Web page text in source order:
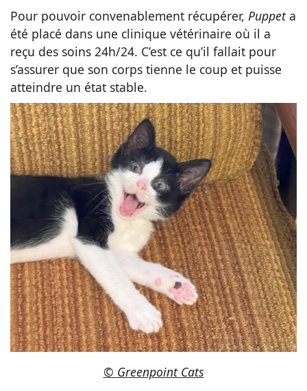
Pour pouvoir convenablement récupérer, Puppeta
été placé dans une clinique vétérinaire où il a
reçu des soins 24h/24. C’est ce qu’il fallait pour
s’assurer que son corps tienne le coup et puisse
atteindre un état stable.
© Greenpoint Cats